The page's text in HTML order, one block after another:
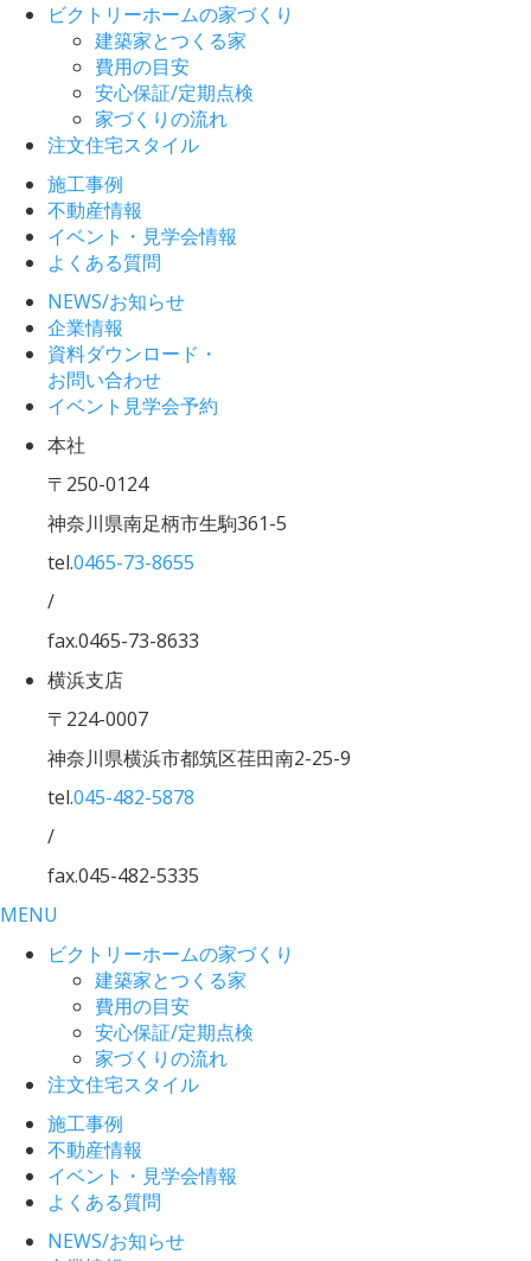
ビクトリーホームの家づくり
建築家とつくる家
費用の目安
安心保証/定期点検
家づくりの流れ
注文住宅スタイル
施工事例
不動産情報
イベント・見学会情報
よくある質問
NEWS/お知らせ
企業情報
資料ダウンロード・
お問い合わせ
イベント見学会予約
本社
〒250-0124
神奈川県南足柄市生駒361-5
tel.0465-73-8655
/
fax.0465-73-8633
横浜支店
〒224-0007
神奈川県横浜市都筑区荏田南2-25-9
tel.045-482-5878
/
fax.045-482-5335
MENU
ビクトリーホームの家づくり
建築家とつくる家
費用の目安
安心保証/定期点検
家づくりの流れ
注文住宅スタイル
施工事例
不動産情報
イベント・見学会情報
よくある質問
NEWS/お知らせ